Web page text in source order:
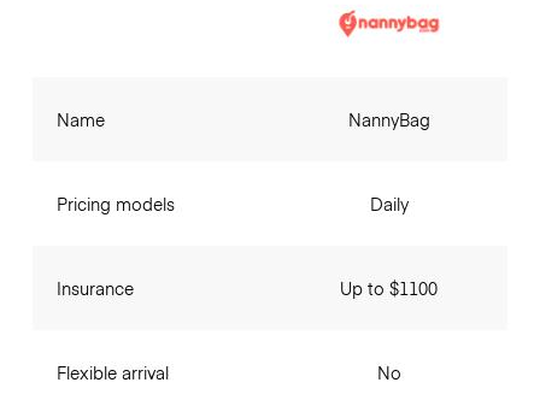
Name
Pricing models
Insurance
Flexible arrival
NannyBag
Daily
Up to $1100
No